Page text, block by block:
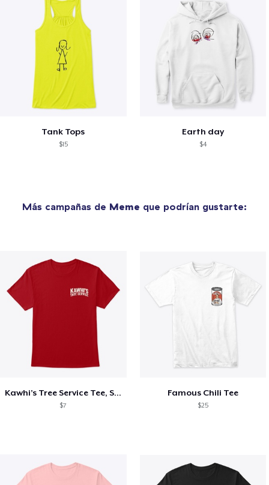
Tank Tops
$15
Earth day
$4
Más campañas de Meme que podrían gustarte:
Kawhi’s Tree Service Tee, Shirts, Mug
$7
Famous Chili Tee
$25